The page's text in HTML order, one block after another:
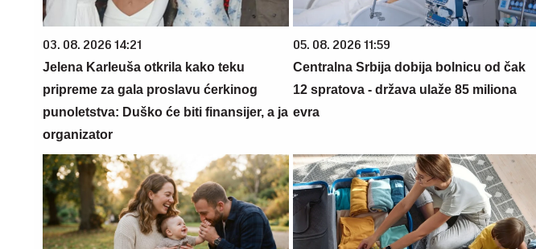
03. 08. 2026 14:21
Jelena Karleuša otkrila kako teku
pripreme za gala proslavu ćerkinog
punoletstva: Duško će biti finansijer, a ja
organizator
05. 08. 2026 11:59
Centralna Srbija dobija bolnicu od čak
12 spratova - država ulaže 85 miliona
evra